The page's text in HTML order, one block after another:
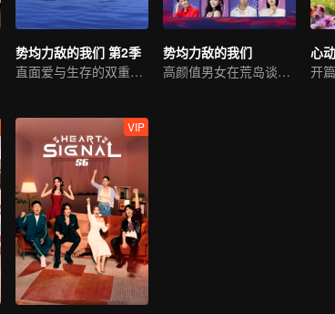
势均力敌的我们 第2季
直面爱与生存的双重挑战
势均力敌的我们
高颜值男女在荒岛谈恋爱
心
VIP